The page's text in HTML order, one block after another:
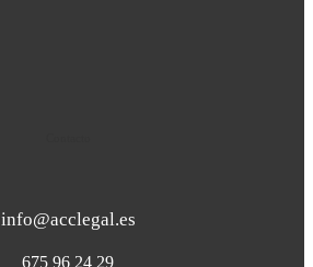
info@acclegal.es
675 96 24 29